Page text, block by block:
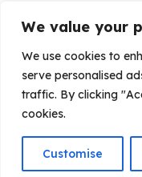
We value your
We use cookies to
serve personalised
traffic. By clicking
cookies.
Customise